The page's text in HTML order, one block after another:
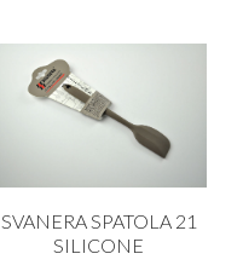
SVANERA SPATOLA 21
SILICONE